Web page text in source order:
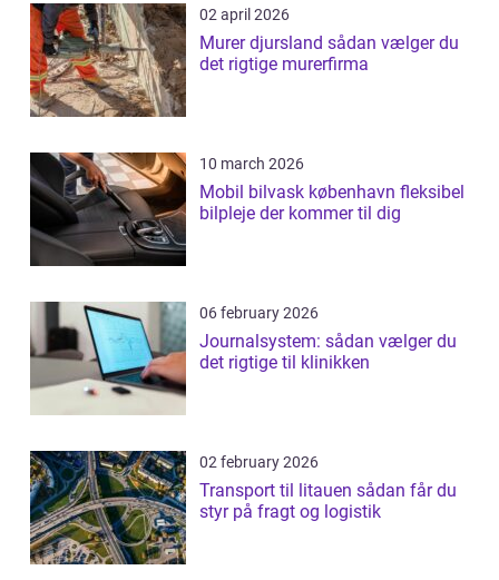
02 april 2026
Murer djursland sådan vælger du
det rigtige murerfirma
10 march 2026
Mobil bilvask københavn fleksibel
bilpleje der kommer til dig
06 february 2026
Journalsystem: sådan vælger du
det rigtige til klinikken
02 february 2026
Transport til litauen sådan får du
styr på fragt og logistik